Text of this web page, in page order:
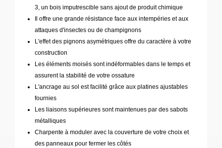
3, un bois imputrescible sans ajout de produit chimique
Il offre une grande résistance face aux intempéries et aux
attaques d'insectes ou de champignons
L'effet des pignons asymétriques offre du caractère à votre
construction
Les éléments moisés sont indéformables dans le temps et
assurent la stabilité de votre ossature
L'ancrage au sol est facilité grâce aux platines ajustables
fournies
Les liaisons supérieures sont maintenues par des sabots
métalliques
Charpente à moduler avec la couverture de votre choix et
des panneaux pour fermer les côtés